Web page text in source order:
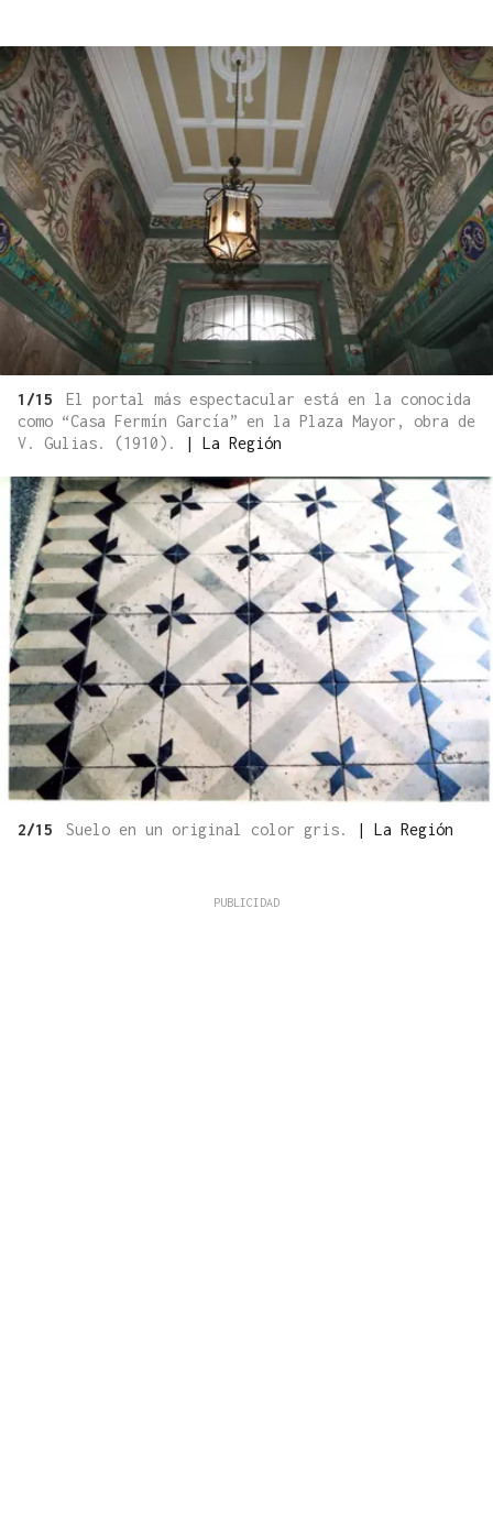
1/15
El portal más espectacular está en la conocida
como “Casa Fermín García” en la Plaza Mayor, obra de
V. Gulias. (1910).
| La Región
2/15 Suelo en un original color gris. | La Región